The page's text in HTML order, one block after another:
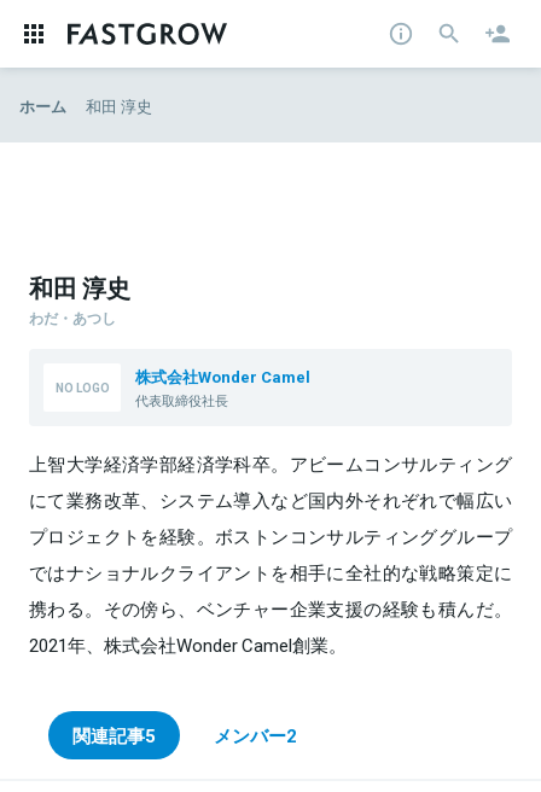
ホーム 和田 淳史
和田 淳史
わだ・あつし
株式会社Wonder Camel
代表取締役社長
上智大学経済学部経済学科卒。アビームコンサルティング
にて業務改革、システム導入など国内外それぞれで幅広い
プロジェクトを経験。ボストンコンサルティンググループ
ではナショナルクライアントを相手に全社的な戦略策定に
携わる。その傍ら、ベンチャー企業支援の経験も積んだ。
2021年、株式会社Wonder Camel創業。
関連記事5 メンバー2